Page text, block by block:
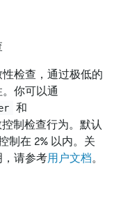
检查，通过极低的
你可以通
和
制检查行为。默认
制在 2% 以内。关
请参考用户文档。